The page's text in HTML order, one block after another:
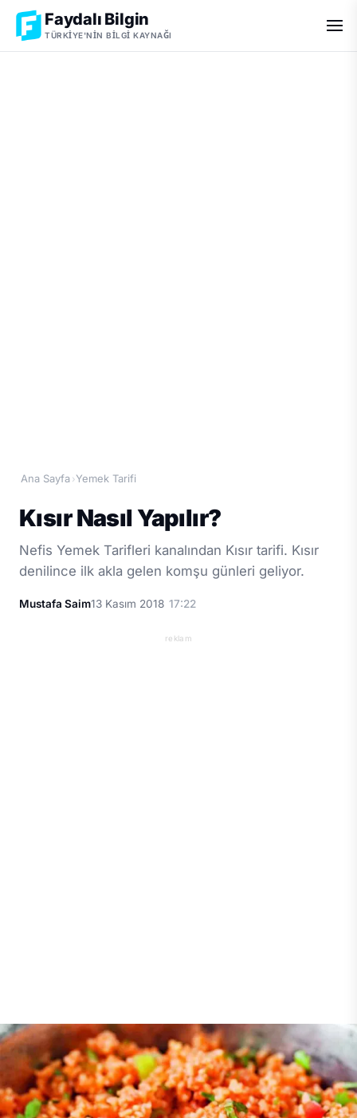
Faydalı Bilgin
TÜRKIYE'NIN BILGI KAYNAĞI
Ana Sayfa ›Yemek Tarifi
Kısır Nasıl Yapılır?
Nefis Yemek Tarifleri kanalından Kısır tarifi. Kısır
denilince ilk akla gelen komşu günleri geliyor.
Mustafa Saim13 Kasım 2018 17:22
reklam